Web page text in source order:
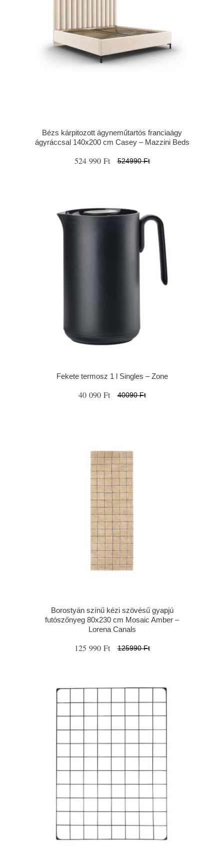
Bézs kárpitozott ágyneműtartós franciaágy
ágyráccsal 140x200 cm Casey – Mazzini Beds
524 990 Ft 524990 Ft
Fekete termosz 1 l Singles – Zone
40 090 Ft 40090 Ft
Borostyán színű kézi szövésű gyapjú
futószőnyeg 80x230 cm Mosaic Amber –
Lorena Canals
125 990 Ft 125990 Ft